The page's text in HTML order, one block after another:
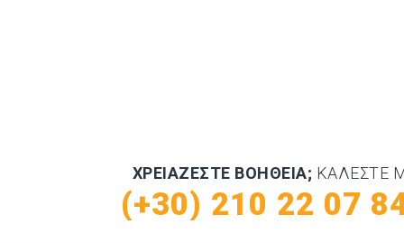
ΧΡΕΙΆΖΕΣΤΕ ΒΟΉΘΕΙΑ; ΚΑΛΈΣΤΕ
(+30) 210 22 07